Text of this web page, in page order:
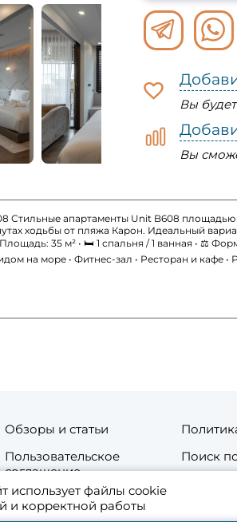
Вы
Вы
Стильные апартаменты Unit B608
ходьбы от пляжа Карон. Идеальный
35 м² • 🛏 1 спальня / 1 ванная • ⚖️
на море • Фитнес-зал • Ресторан и кафе
использует файлы cookie
и корректной работы
Обзоры и статьи
Пользовательское
соглашение
Поиск
Контакты